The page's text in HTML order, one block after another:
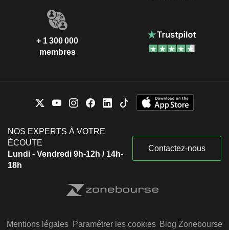
+ 1 300 000
membres
NOS EXPERTS À VOTRE
ÉCOUTE
Lundi - Vendredi 9h-12h / 14h-
18h
Contactez-nous
Mentions légales Paramétrer les cookies Blog Zonebourse